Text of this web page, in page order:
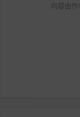
内容由